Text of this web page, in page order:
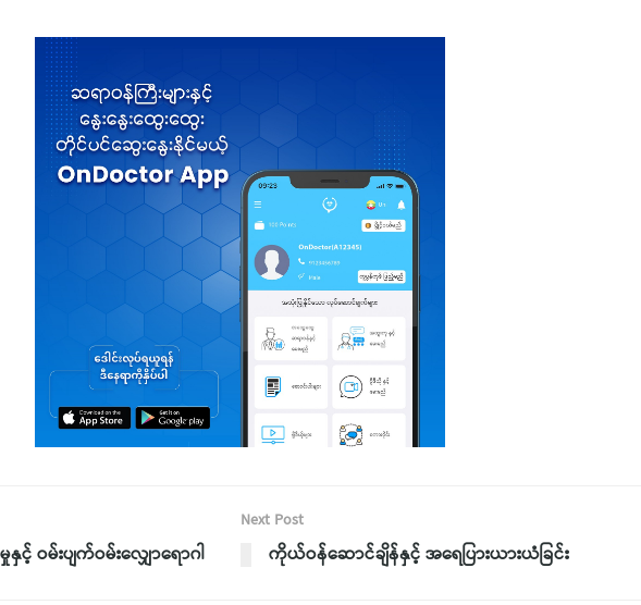
င့် ဝမ်းပျက်ဝမ်းလျှောရောဂါ
Next Post
ကိုယ်ဝန်ဆောင်ချိန်နှင့် အရေပြားယားယံခြင်း